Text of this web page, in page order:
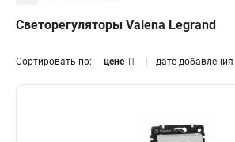
Светорегуляторы Valena Legrand
Сортировать по: цене дате добавления